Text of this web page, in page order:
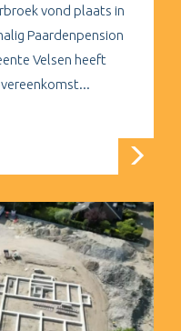
vond plaats in
Paardenpension
Velsen heeft